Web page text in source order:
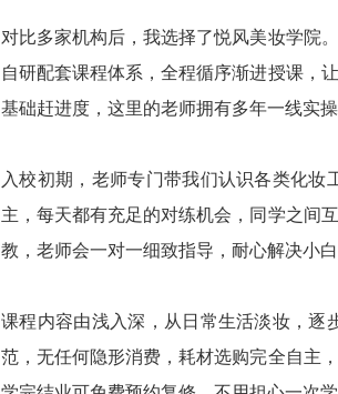
对比多家机构后，我选择了悦风美妆学院
自研配套课程体系，全程循序渐进授课，
基础赶进度，这里的老师拥有多年一线实
入校初期，老师专门带我们认识各类化
主，每天都有充足的对练机会，同学之间
教，老师会一对一细致指导，耐心解决小白
课程内容由浅入深，从日常生活淡妆，逐
范，无任何隐形消费，耗材选购完全自主